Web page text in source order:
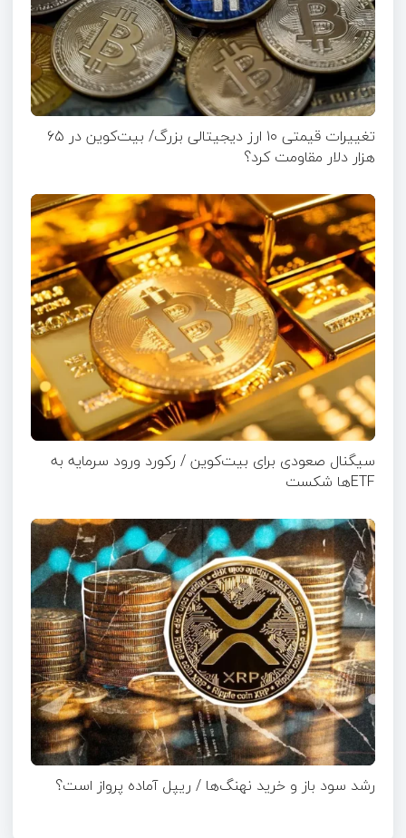
تغییرات قیمتی ۱۰ ارز دیجیتالی بزرگ/ بیت‌کوین در ۶۵
هزار دلار مقاومت کرد؟
سیگنال صعودی برای بیت‌کوین / رکورد ورود سرمایه به
ETFها شکست
رشد سود باز و خرید نهنگ‌ها / ریپل آماده پرواز است؟